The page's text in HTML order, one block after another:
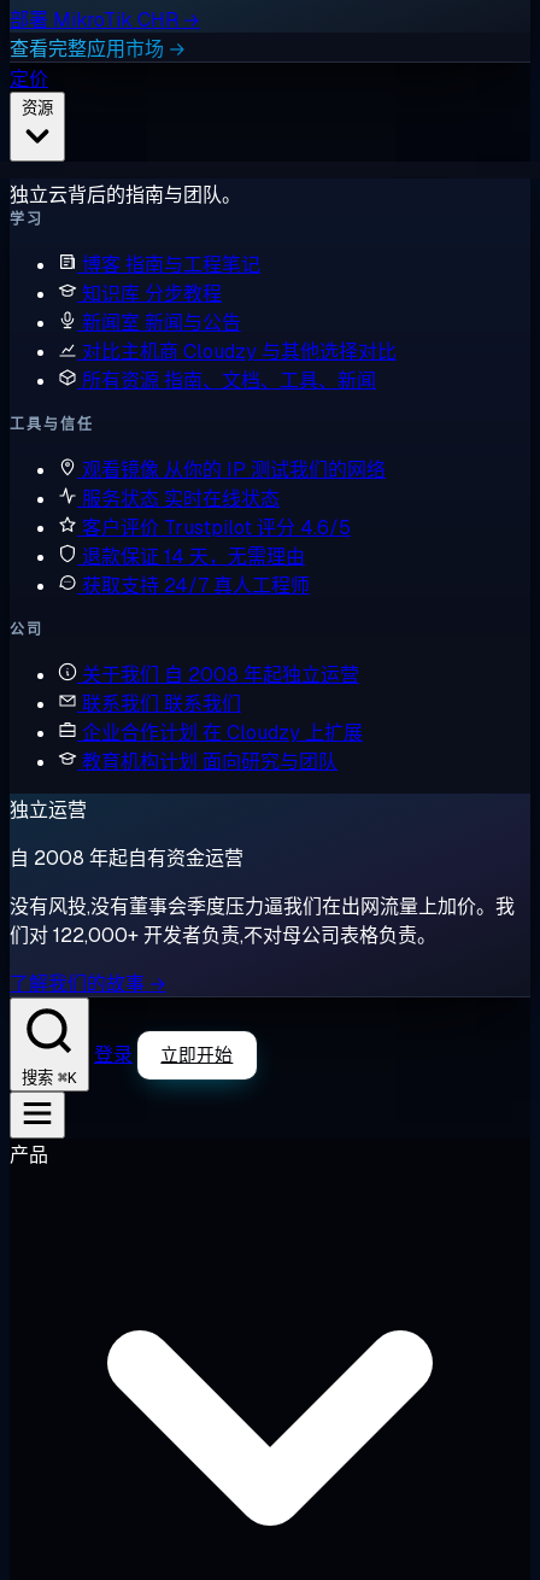
部署 MikroTik CHR →
查看完整应用市场 →
定价
独立云背后的指南与团队。
学习
博客指南与工程笔记
知识库 分步教程
新闻室 新闻与公告
对比主机商 Cloudzy 与其他选择对比
所有资源指南、文档、工具、新闻
工具与信任
观看镜像 从你的 IP 测试我们的网络
服务状态 实时在线状态
客户评价 Trustpilot 评分 4.6/5
退款保证 14 天，无需理由
获取支持 24/7 真人工程师
公司
关于我们 自 2008 年起独立运营
联系我们 联系我们
企业合作计划 在 Cloudzy 上扩展
教育机构计划 面向研究与团队
独立运营
自 2008 年起自有资金运营
没有风投,没有董事会季度压力逼我们在出网流量上加价。我
们对 122,000+ 开发者负责,不对母公司表格负责。
了解我们的故事 →
搜索 ⌘K
登录 立即开始
产品